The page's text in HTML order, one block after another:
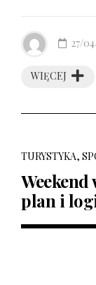
WIĘCEJ
27/
TURYSTYKA,
plan i